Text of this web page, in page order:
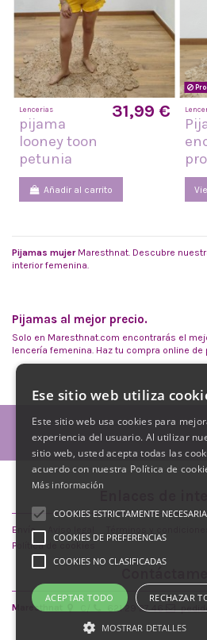
Lencerias
pijama
looney toon
petunia
31,99 €
Añadir al carrito
Pijamas mujerMaresthnat. Descubre
interior femenina.
Pijamas al mejor precio.
Solo en Maresthnat.com encontrarás el
lencería femenina. Haz tu compra online de
Envío
Política de cookies
Maresthnat 621 29 27 46
Ese sitio web utiliza
Este sitio web usa cookies para
experiencia del usuario. Al utilizar
sitio web, usted acepta todas las
acuerdo con nuestra Política de
Más información
COOKIES ESTRICTAMENTE
COOKIES DE PREFERENCIAS
COOKIES NO CLASIFICADAS
ACEPTAR TODO RECHAZAR
MOSTRAR DETALLES